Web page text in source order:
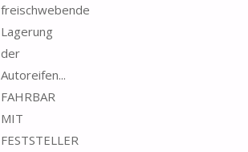
freischwebende
Lagerung
der
Autoreifen...
FAHRBAR
MIT
FESTSTELLER